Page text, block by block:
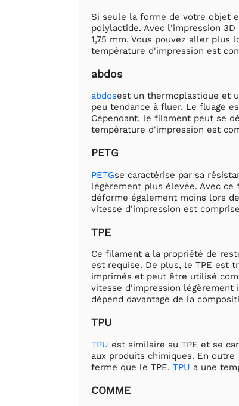
Si seule la forme de votre objet
polylactide. Avec l'impression 3D
1,75 mm. Vous pouvez aller plus
température d'impression est
abdos
abdosest un thermoplastique et
peu tendance à fluer. Le fluage
Cependant, le filament peut se
température d'impression est
PETG
PETGse caractérise par sa
légèrement plus élevée. Avec
déforme également moins lors
vitesse d'impression est
TPE
Ce filament a la propriété de
est requise. De plus, le TPE est
imprimés et peut être utilisé
vitesse d'impression légèrement
dépend davantage de la
TPU
TPU est similaire au TPE et se
aux produits chimiques. En outre
ferme que le TPE. TPU a une
COMME